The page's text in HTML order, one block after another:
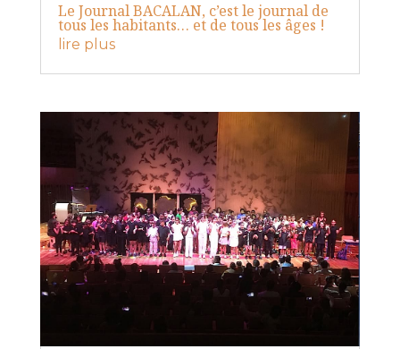
Le Journal BACALAN, c’est le journal de
tous les habitants… et de tous les âges !
lire plus